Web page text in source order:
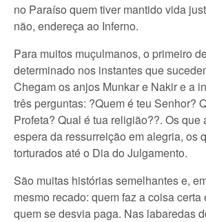
no Paraíso quem tiver mantido vida
não, endereça ao Inferno.
Para muitos muçulmanos, o primeiro
determinado nos instantes que
Chegam os anjos Munkar e Nakir e a
três perguntas: ?Quem é teu Senhor?
Profeta? Qual é tua religião??. Os que
espera da ressurreição em alegria, os
torturados até o Dia do Julgamento.
São muitas histórias semelhantes e,
mesmo recado: quem faz a coisa certa
quem se desvia paga. Nas labaredas